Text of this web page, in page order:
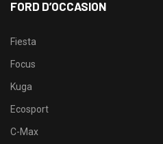
FORD D’OCCASION
Fiesta
Focus
Kuga
Ecosport
C-Max